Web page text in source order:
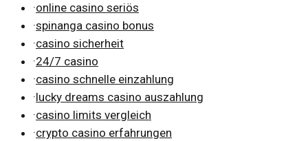
·online casino seriös
·spinanga casino bonus
·casino sicherheit
·24/7 casino
·casino schnelle einzahlung
·lucky dreams casino auszahlung
·casino limits vergleich
·crypto casino erfahrungen